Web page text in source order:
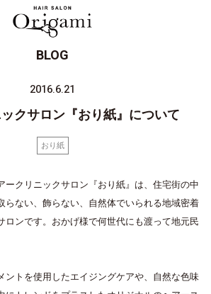
BLOG
2016.6.21
クサロン『おり紙』について
おり紙
ークリニックサロン『おり紙』は、住宅街の中
らない、飾らない、自然体でいられる地域密着
ロンです。おかげ様で何世代にも渡って地元民
ントを使用したエイジングケアや、自然な色味